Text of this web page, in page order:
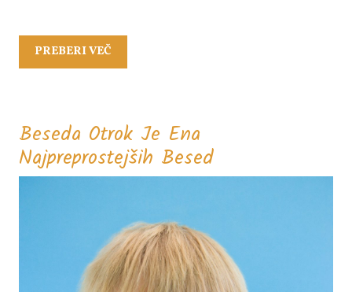
PREBERI VEČ
VEČ
Beseda Otrok Je Ena
Najpreprostejših BesedBeseda
Otrok
Najpreprostejših
Besed